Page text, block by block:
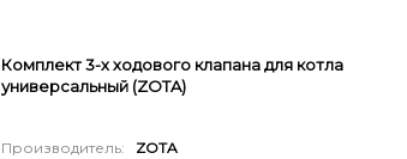
Комплект 3-х ходового клапана для котла
универсальный (ZOTA)
Производитель: ZOTA